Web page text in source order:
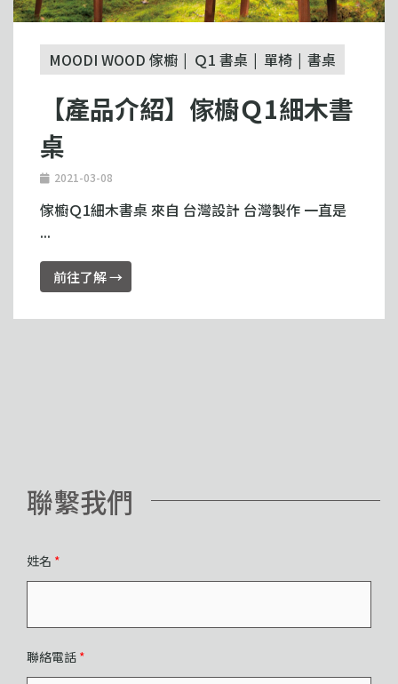
MOODI WOOD 傢櫥 Ｑ1 書桌 單椅 書桌
【產品介紹】傢櫥Ｑ1細木書
桌
2021-03-08
傢櫥Ｑ1細木書桌 來自 台灣設計 台灣製作 一直是
...
前往了解 →
聯繫我們
姓名 *
聯絡電話 *